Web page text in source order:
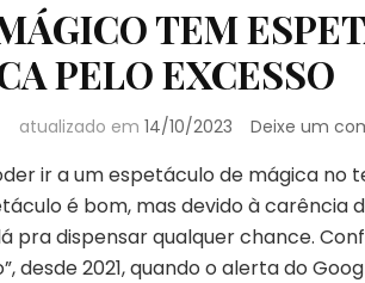
TEM
PELO EXCESSO
atualizado em 14/10/2023 Deixe um
ir a um espetáculo de mágica no
é bom, mas devido à carência
pra dispensar qualquer chance.
desde 2021, quando o alerta do